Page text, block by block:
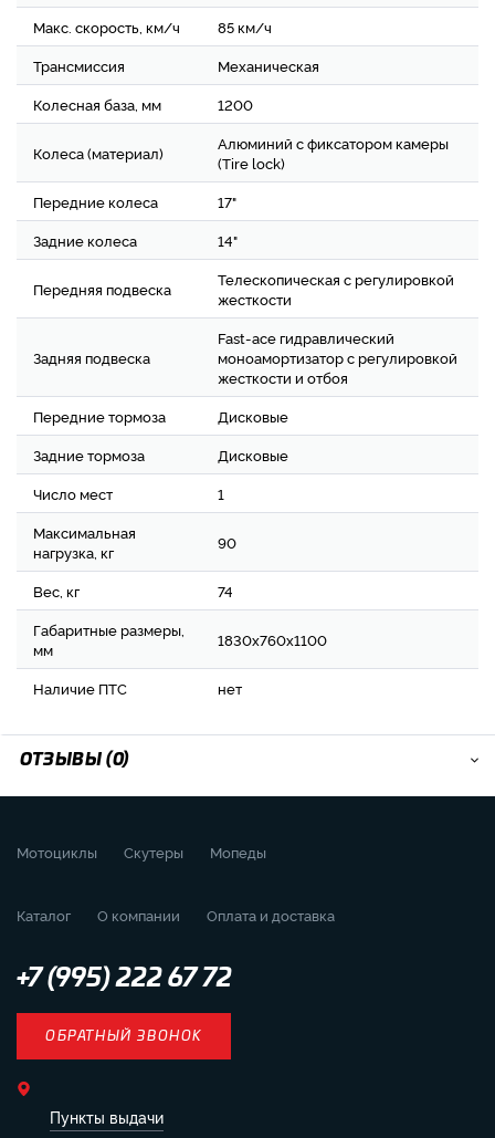
Макс. скорость, км/ч
85 км/ч
Трансмиссия
Механическая
Колесная база, мм
1200
Колеса (материал)
Алюминий с фиксатором камеры
(Tire lock)
Передние колеса
17"
Задние колеса
14"
Передняя подвеска
Телескопическая с регулировкой
жесткости
Задняя подвеска
Fast-ace гидравлический
моноамортизатор с регулировкой
жесткости и отбоя
Передние тормоза
Дисковые
Задние тормоза
Дисковые
Число мест
1
Максимальная
нагрузка, кг
90
Вес, кг
74
Габаритные размеры,
мм
1830х760х1100
Наличие ПТС нет
ОТЗЫВЫ (0)
Мотоциклы Скутеры Мопеды
Каталог О компании Оплата и доставка
+7 (995) 222 67 72
ОБРАТНЫЙ ЗВОНОК
Пункты выдачи